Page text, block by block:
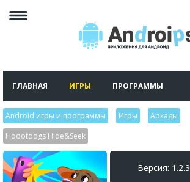
ГЛАВНАЯ ИГРЫ ПРОГРАММЫ
Android игры и программы Игры Аркады
Hoootdogs Hide&Seek
Версия: 1.2.3